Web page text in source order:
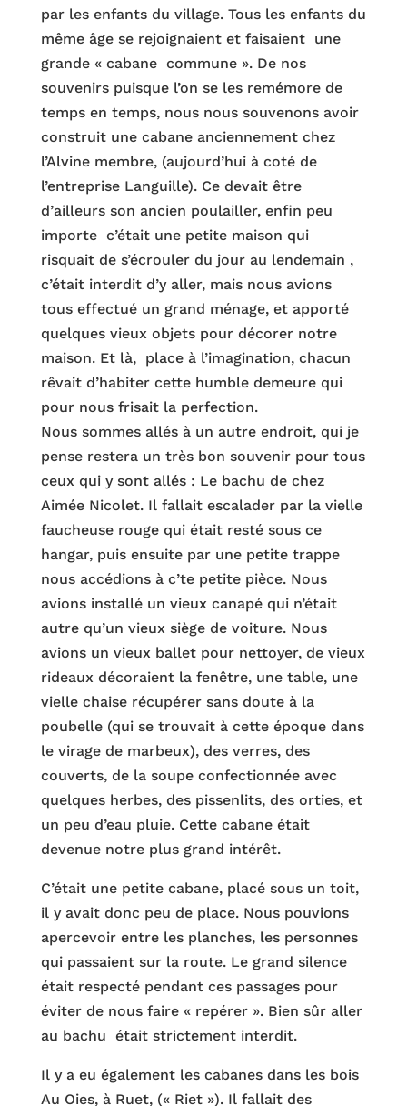
par les enfants du village. Tous les enfants du
même âge se rejoignaient et faisaient une
grande « cabane commune ». De nos
souvenirs puisque l’on se les remémore de
temps en temps, nous nous souvenons avoir
construit une cabane anciennement chez
l’Alvine membre, (aujourd’hui à coté de
l’entreprise Languille). Ce devait être
d’ailleurs son ancien poulailler, enfin peu
importe c’était une petite maison qui
risquait de s’écrouler du jour au lendemain ,
c’était interdit d’y aller, mais nous avions
tous effectué un grand ménage, et apporté
quelques vieux objets pour décorer notre
maison. Et là, place à l’imagination, chacun
rêvait d’habiter cette humble demeure qui
pour nous frisait la perfection.
Nous sommes allés à un autre endroit, qui je
pense restera un très bon souvenir pour tous
ceux qui y sont allés : Le bachu de chez
Aimée Nicolet. Il fallait escalader par la vielle
faucheuse rouge qui était resté sous ce
hangar, puis ensuite par une petite trappe
nous accédions à c’te petite pièce. Nous
avions installé un vieux canapé qui n’était
autre qu’un vieux siège de voiture. Nous
avions un vieux ballet pour nettoyer, de vieux
rideaux décoraient la fenêtre, une table, une
vielle chaise récupérer sans doute à la
poubelle (qui se trouvait à cette époque dans
le virage de marbeux), des verres, des
couverts, de la soupe confectionnée avec
quelques herbes, des pissenlits, des orties, et
un peu d’eau pluie. Cette cabane était
devenue notre plus grand intérêt.
C’était une petite cabane, placé sous un toit,
il y avait donc peu de place. Nous pouvions
apercevoir entre les planches, les personnes
qui passaient sur la route. Le grand silence
était respecté pendant ces passages pour
éviter de nous faire « repérer ». Bien sûr aller
au bachu était strictement interdit.
Il y a eu également les cabanes dans les bois
Au Oies, à Ruet, (« Riet »). Il fallait des